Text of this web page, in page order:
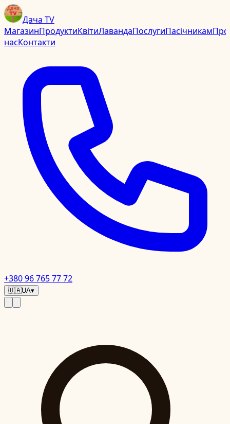
Дача TV
МагазинПродуктиКвітиЛавандаПослугиПасічникамПро
насКонтакти
+380 96 765 77 72
🇺🇦UA▾